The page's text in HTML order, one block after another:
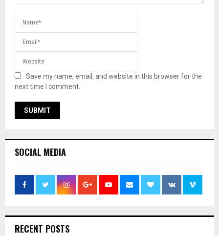
Save my name, email, and website in this browser for the
next time I comment.
SOCIAL MEDIA
RECENT POSTS